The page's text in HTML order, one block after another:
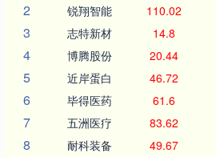
2 锐翔智能 110.02
3 志特新材 14.8
4 博腾股份 20.44
5 近岸蛋白 46.72
6 毕得医药 61.6
7 五洲医疗 83.62
8 耐科装备 49.67